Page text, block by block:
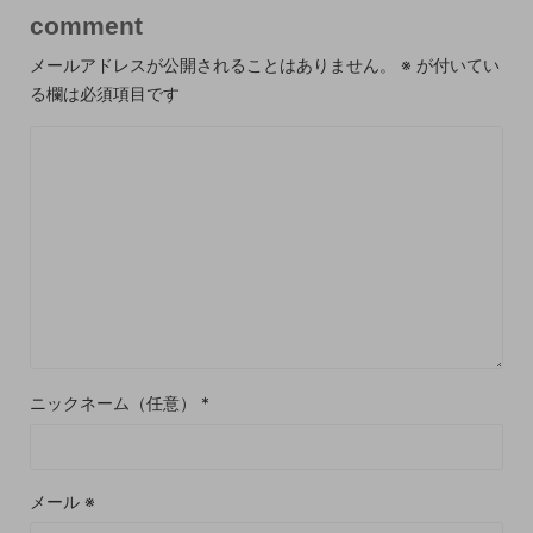
comment
メールアドレスが公開されることはありません。 ※ が付いてい
る欄は必須項目です
ニックネーム（任意） *
メール ※